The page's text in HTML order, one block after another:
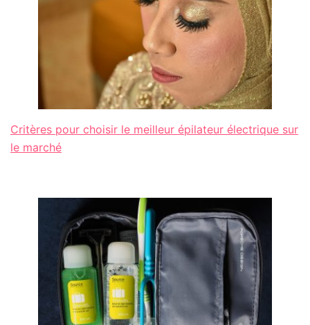
Critères pour choisir le meilleur épilateur électrique sur
le marché